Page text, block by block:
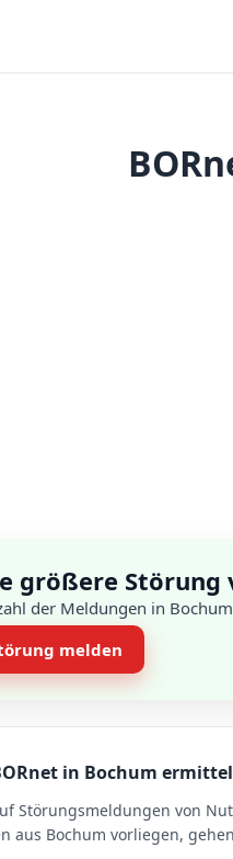
größere Störung
der Meldungen in
melden
in Bochum
Störungsmeldungen von
aus Bochum vorliegen,